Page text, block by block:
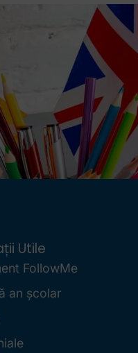
Utile
FollowMe
an școlar